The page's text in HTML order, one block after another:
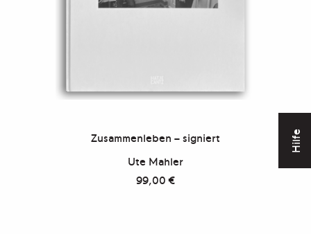
Hilfe
Zusammenleben – signiert
Ute Mahler
99,00€